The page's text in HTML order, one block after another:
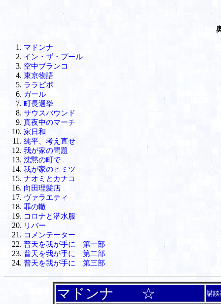
マドンナ
イン・ザ・プール
空中ブランコ
東京物語
ララピポ
ガール
町長選挙
サウスバウンド
真夜中のマーチ
家日和
純平、考え直せ
我が家の問題
沈黙の町で
我が家のヒミツ
ナオミとカナコ
向田理髪店
ヴァラエティ
罪の轍
コロナと潜水服
リバー
コメンテーター
普天を我が手に 第一部
普天を我が手に 第二部
普天を我が手に 第三部
マドンナ ☆ 講談